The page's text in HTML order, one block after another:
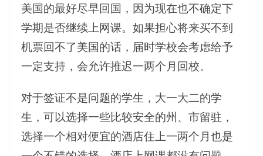
美国的最好尽早回国，因为现在也不确定下
学期是否继续上网课。如果担心将来买不到
机票回不了美国的话，届时学校会考虑给予
一定支持，会允许推迟一两个月回校。
对于签证不是问题的学生，大一大二的学
生，可以选择一些比较安全的州、市留驻，
选择一个相对便宜的酒店住上一两个月也是